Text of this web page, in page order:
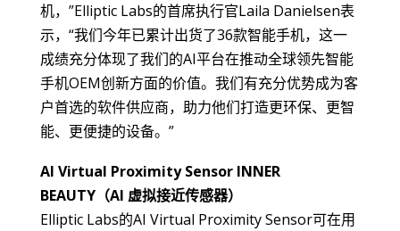
机，”Elliptic Labs的首席执行官Laila Danielsen表
示，“我们今年已累计出货了36款智能手机，这一
成绩充分体现了我们的AI平台在推动全球领先智能
手机OEM创新方面的价值。我们有充分优势成为客
户首选的软件供应商，助力他们打造更环保、更智
能、更便捷的设备。”
AI Virtual Proximity Sensor INNER
BEAUTY（AI 虚拟接近传感器）
Elliptic Labs的AI Virtual Proximity Sensor可在用